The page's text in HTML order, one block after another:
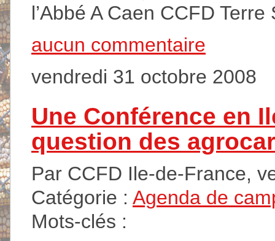
l’Abbé A Caen CCFD
aucun commentaire
vendredi 31 octobre 2008
Une Conférence en
question des
Par CCFD Ile-de-France,
Catégorie : Agenda de
Mots-clés :